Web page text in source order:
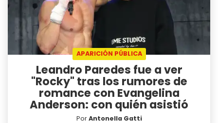
APARICIÓN PÚBLICA
Leandro Paredes fue a ver
"Rocky" tras los rumores de
romance con Evangelina
Anderson: con quién asistió
PorAntonella Gatti